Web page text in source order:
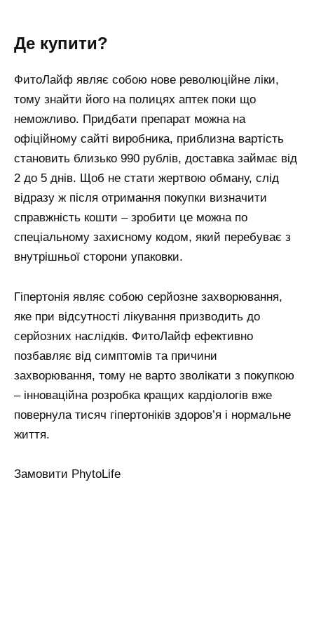
Де купити?
ФитоЛайф являє собою нове революційне ліки,
тому знайти його на полицях аптек поки що
неможливо. Придбати препарат можна на
офіційному сайті виробника, приблизна вартість
становить близько 990 рублів, доставка займає від
2 до 5 днів. Щоб не стати жертвою обману, слід
відразу ж після отримання покупки визначити
справжність кошти – зробити це можна по
спеціальному захисному кодом, який перебуває з
внутрішньої сторони упаковки.
Гіпертонія являє собою серйозне захворювання,
яке при відсутності лікування призводить до
серйозних наслідків. ФитоЛайф ефективно
позбавляє від симптомів та причини
захворювання, тому не варто зволікати з покупкою
– інноваційна розробка кращих кардіологів вже
повернула тисяч гіпертоніків здоров’я і нормальне
життя.
Замовити PhytoLife